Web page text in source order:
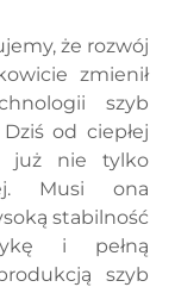
że rozwój
zmienił
szyb
od ciepłej
już nie tylko
Musi ona
stabilność
i pełną
szyb